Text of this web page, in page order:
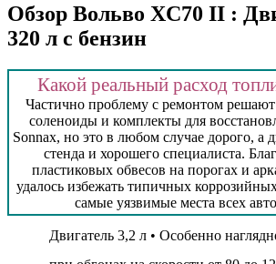
Обзор Вольво XC70 II :
320 л с бензин
Какой реальный расход
Частично проблему с ремонтом
соленоиды и комплекты для
Sonnax, но это в любом случае дорого, а
стенда и хорошего специалиста.
пластиковых обвесов на порогах и
удалось избежать типичных
самые уязвимые места всех
Двигатель 3,2 л • Особенно